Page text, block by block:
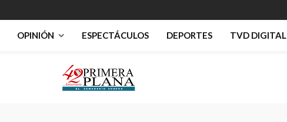
OPINIÓN ESPECTÁCULOS DEPORTES TVD DIGITAL